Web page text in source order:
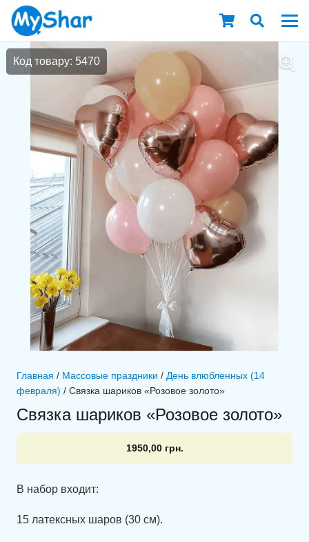
Код товару: 5470
Главная / Массовые праздники / День влюбленных (14
февраля) / Связка шариков «Розовое золото»
Связка шариков «Розовое золото»
1950,00 грн.
В набор входит:
15 латексных шаров (30 см).